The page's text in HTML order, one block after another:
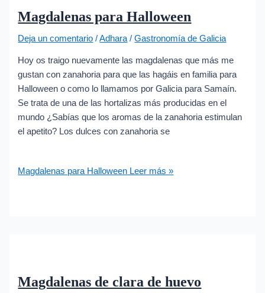
Magdalenas para Halloween
Deja un comentario /Adhara /Gastronomía de Galicia
Hoy os traigo nuevamente las magdalenas que más me
gustan con zanahoria para que las hagáis en familia para
Halloween o como lo llamamos por Galicia para Samaín.
Se trata de una de las hortalizas más producidas en el
mundo ¿Sabías que los aromas de la zanahoria estimulan
el apetito? Los dulces con zanahoria se
Magdalenas para Halloween Leer más »
Magdalenas de clara de huevo